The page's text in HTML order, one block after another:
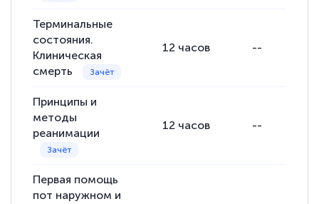
Терминальные
состояния.
Клиническая
смерть
12 часов --
Принципы и
методы
реанимации
12 часов --
Первая помощь
пот наружном и